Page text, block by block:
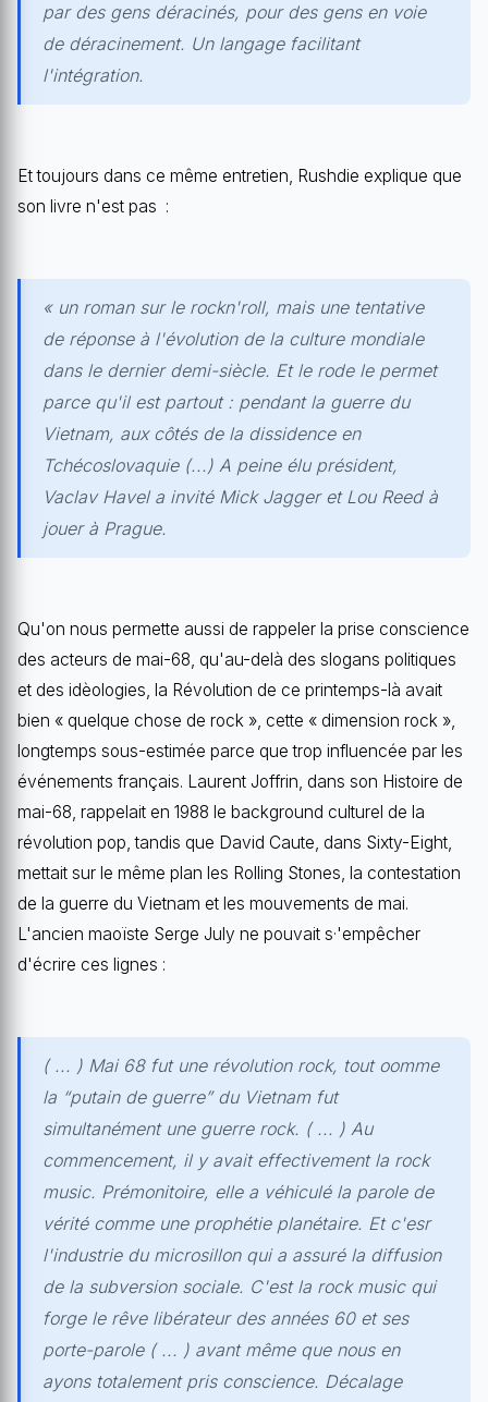
par des gens déracinés, pour des gens en voie
de déracinement. Un langage facilitant
l'intégration.
Et toujours dans ce même entretien, Rushdie explique que
son livre n'est pas :
« un roman sur le rockn'roll, mais une tentative
de réponse à l'évolution de la culture mondiale
dans le dernier demi-siècle. Et le rode le permet
parce qu'il est partout : pendant la guerre du
Vietnam, aux côtés de la dissidence en
Tchécoslovaquie (...) A peine élu président,
Vaclav Havel a invité Mick Jagger et Lou Reed à
jouer à Prague.
Qu'on nous permette aussi de rappeler la prise conscience
des acteurs de mai-68, qu'au-delà des slogans politiques
et des idèologies, la Révolution de ce printemps-là avait
bien « quelque chose de rock », cette « dimension rock »,
longtemps sous-estimée parce que trop influencée par les
événements français. Laurent Joffrin, dans son Histoire de
mai-68, rappelait en 1988 le background culturel de la
révolution pop, tandis que David Caute, dans Sixty-Eight,
mettait sur le même plan les Rolling Stones, la contestation
de la guerre du Vietnam et les mouvements de mai.
L'ancien maoïste Serge July ne pouvait s·'empêcher
d'écrire ces lignes :
( ... ) Mai 68 fut une révolution rock, tout oomme
la “putain de guerre” du Vietnam fut
simultanément une guerre rock. ( ... ) Au
commencement, il y avait effectivement la rock
music. Prémonitoire, elle a véhiculé la parole de
vérité comme une prophétie planétaire. Et c'esr
l'industrie du microsillon qui a assuré la diffusion
de la subversion sociale. C'est la rock music qui
forge le rêve libérateur des années 60 et ses
porte-parole ( ... ) avant même que nous en
ayons totalement pris conscience. Décalage